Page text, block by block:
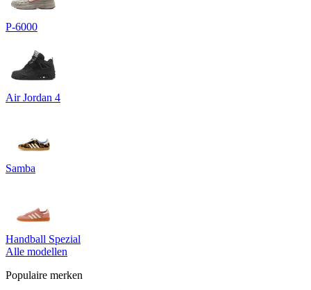
P-6000
Air Jordan 4
Samba
Handball Spezial
Alle modellen
Populaire merken